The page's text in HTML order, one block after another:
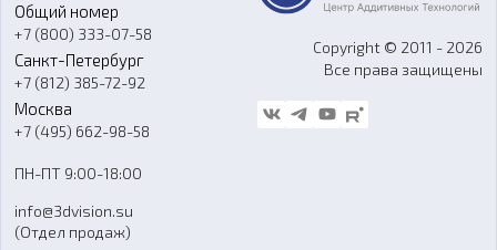
Программное обеспечение
Ремонт и услуги
О компании
Контакты
Гос. закупки
Стать дилером
Блог
FAQ
Общий номер
+7 (800) 333-07-58
Санкт-Петербург
+7 (812) 385-72-92
Москва
+7 (495) 662-98-58
ПН-ПТ 9:00-18:00
info@3dvision.su
(Отдел продаж)
Copyright © 2011 - 2026
Все права защищены